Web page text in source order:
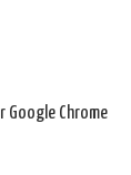
Google Chrome